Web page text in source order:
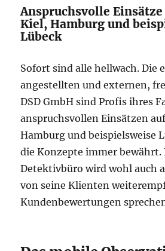
Anspruchsvolle
Kiel, Hamburg und
Lübeck
Sofort sind alle hellwach. Die
angestellten und externen,
DSD GmbH sind Profis ihres
anspruchsvollen Einsätzen
Hamburg und beispielsweise
die Konzepte immer bewährt.
Detektivbüro wird wohl auch
von seine Klienten
Kundenbewertungen